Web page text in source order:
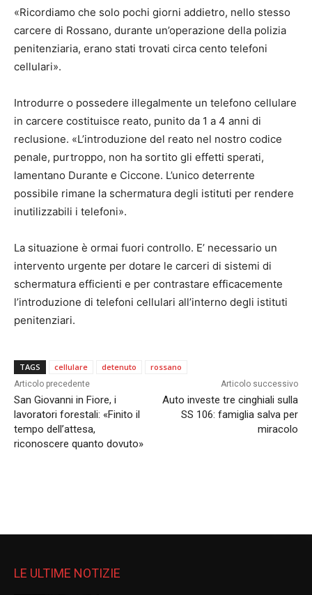
«Ricordiamo che solo pochi giorni addietro, nello stesso
carcere di Rossano, durante un’operazione della polizia
penitenziaria, erano stati trovati circa cento telefoni
cellulari».
Introdurre o possedere illegalmente un telefono cellulare
in carcere costituisce reato, punito da 1 a 4 anni di
reclusione. «L’introduzione del reato nel nostro codice
penale, purtroppo, non ha sortito gli effetti sperati,
lamentano Durante e Ciccone. L’unico deterrente
possibile rimane la schermatura degli istituti per rendere
inutilizzabili i telefoni».
La situazione è ormai fuori controllo. E’ necessario un
intervento urgente per dotare le carceri di sistemi di
schermatura efficienti e per contrastare efficacemente
l’introduzione di telefoni cellulari all’interno degli istituti
penitenziari.
TAGS cellulare detenuto rossano
Articolo precedente
San Giovanni in Fiore, i
lavoratori forestali: «Finito il
tempo dell’attesa,
riconoscere quanto dovuto»
Articolo successivo
Auto investe tre cinghiali sulla
SS 106: famiglia salva per
miracolo
LE ULTIME NOTIZIE